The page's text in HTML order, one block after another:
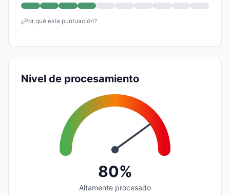
¿Por qué esta puntuación?
Nivel de procesamiento
80%
Altamente procesado